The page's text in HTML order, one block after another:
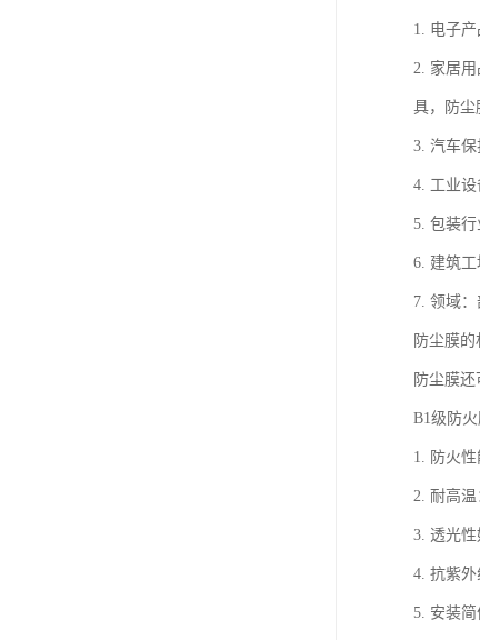
1. 电子
2. 家居
具，防尘
3. 汽车
4. 工业
5. 包装
6. 建筑
7. 领域
防尘膜
防尘膜还
B1级防
1. 防火
2. 耐高
3. 透光
4. 抗紫
5. 安装